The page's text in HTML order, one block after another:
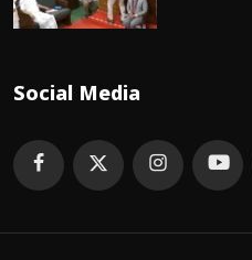
Social Media